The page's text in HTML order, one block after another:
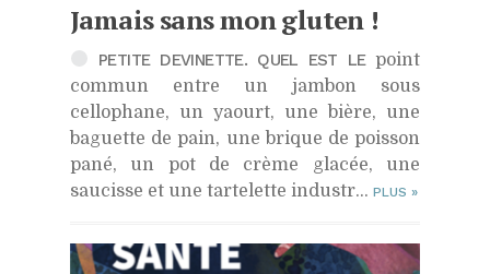
Jamais sans mon gluten !
PETITE DEVINETTE. QUEL EST LEpoint
commun entre un jambon sous
cellophane, un yaourt, une bière, une
baguette de pain, une brique de poisson
pané, un pot de crème glacée, une
saucisse et une tartelette industr... PLUS »